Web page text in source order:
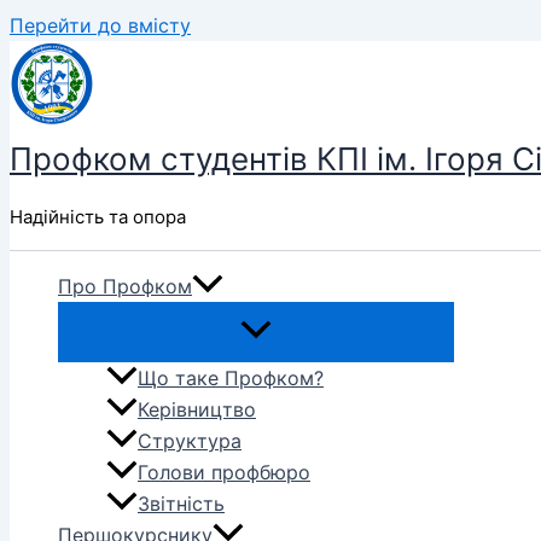
Перейти до вмісту
Профком студентів КПІ ім. Ігоря
Надійність та опора
Про Профком
Що таке Профком?
Керівництво
Структура
Голови профбюро
Звітність
Першокурснику